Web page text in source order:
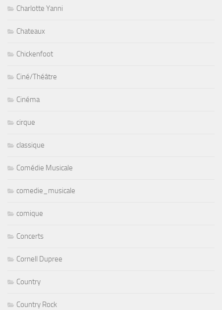
Charlotte Yanni
Chateaux
Chickenfoot
Ciné/Théâtre
Cinéma
cirque
classique
Comédie Musicale
comedie_musicale
comique
Concerts
Cornell Dupree
Country
Country Rock